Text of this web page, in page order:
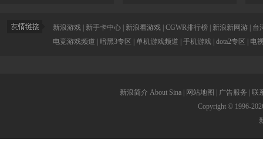
新浪游戏 新手卡中心 新浪看游戏 CGWR排行榜 新浪新网游
台
电竞游戏频道
暗黑3专区 单机游戏频道 手机游戏 dota2专区 电
新浪简介 About Sina 网站地图 广告服务
联
Copyright © 1996-